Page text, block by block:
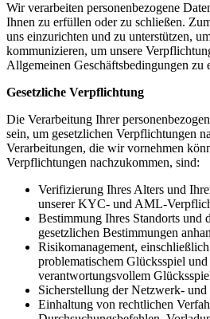
Wir verarbeiten personenbezogene
Ihnen zu erfüllen oder zu schließen.
uns einzurichten und zu unterstützen,
kommunizieren, um unsere
Allgemeinen Geschäftsbedingungen zu
Gesetzliche Verpflichtung
Die Verarbeitung Ihrer
sein, um gesetzlichen Verpflichtungen
Verarbeitungen, die wir vornehmen
Verpflichtungen nachzukommen, sind:
Verifizierung Ihres Alters und
unserer KYC- und AML-
Bestimmung Ihres Standorts und
gesetzlichen Bestimmungen
Risikomanagement,
problematischem Glücksspiel
verantwortungsvollem
Sicherstellung der Netzwerk-
Einhaltung von rechtlichen